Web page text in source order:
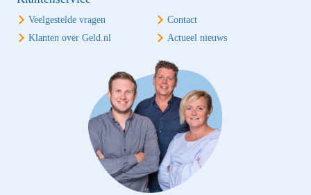
Veelgestelde vragen
Contact
Klanten over Geld.nl
Actueel nieuws